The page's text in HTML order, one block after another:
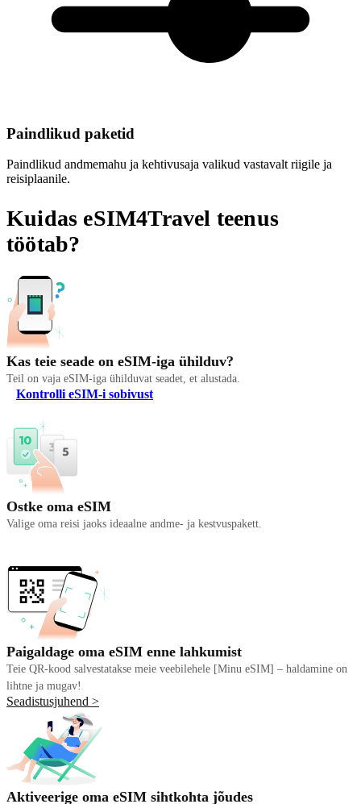
Paindlikud paketid
Paindlikud andmemahu ja kehtivusaja valikud vastavalt riigile ja
reisiplaanile.
Kuidas eSIM4Travel teenus
töötab?
Kas teie seade on eSIM-iga ühilduv?
Teil on vaja eSIM-iga ühilduvat seadet, et alustada.
Kontrolli eSIM-i sobivust
Ostke oma eSIM
Valige oma reisi jaoks ideaalne andme- ja kestvuspakett.
Paigaldage oma eSIM enne lahkumist
Teie QR-kood salvestatakse meie veebilehele [Minu eSIM] – haldamine on
lihtne ja mugav!
Seadistusjuhend >
Aktiveerige oma eSIM sihtkohta jõudes